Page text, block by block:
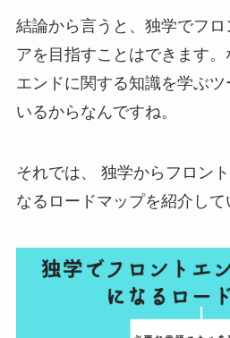
結論から言うと、独学でフ
アを目指すことはできます
エンドに関する知識を学ぶ
いるからなんですね。
それでは、 独学からフロン
なるロードマップを紹介して